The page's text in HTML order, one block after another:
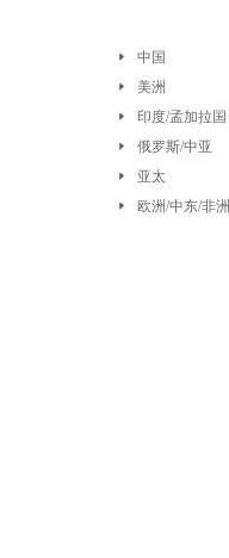
中国
美洲
印度/孟加拉国
俄罗斯/中亚
亚太
欧洲/中东/非洲